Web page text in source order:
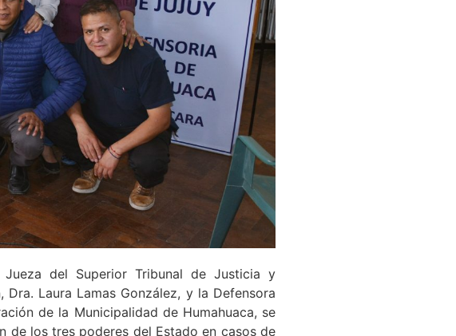
del Superior Tribunal de Justicia y
Laura Lamas González, y la Defensora
de la Municipalidad de Humahuaca, se
de los tres poderes del Estado en casos de